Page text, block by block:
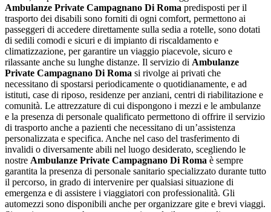
Ambulanze Private Campagnano Di Roma predisposti per il
trasporto dei disabili sono forniti di ogni comfort, permettono ai
passeggeri di accedere direttamente sulla sedia a rotelle, sono dotati
di sedili comodi e sicuri e di impianto di riscaldamento e
climatizzazione, per garantire un viaggio piacevole, sicuro e
rilassante anche su lunghe distanze. Il servizio di Ambulanze
Private Campagnano Di Roma si rivolge ai privati che
necessitano di spostarsi periodicamente o quotidianamente, e ad
istituti, case di riposo, residenze per anziani, centri di riabilitazione e
comunità. Le attrezzature di cui dispongono i mezzi e le ambulanze
e la presenza di personale qualificato permettono di offrire il servizio
di trasporto anche a pazienti che necessitano di un’assistenza
personalizzata e specifica. Anche nel caso del trasferimento di
invalidi o diversamente abili nel luogo desiderato, scegliendo le
nostre Ambulanze Private Campagnano Di Roma è sempre
garantita la presenza di personale sanitario specializzato durante tutto
il percorso, in grado di intervenire per qualsiasi situazione di
emergenza e di assistere i viaggiatori con professionalità. Gli
automezzi sono disponibili anche per organizzare gite e brevi viaggi.